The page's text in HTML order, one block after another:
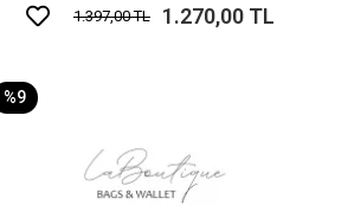
1.397,00 TL 1.270,00 TL
%9